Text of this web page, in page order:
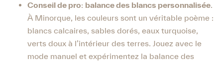
Conseil de pro: balance des blancs personnalisée.
À Minorque, les couleurs sont un véritable poème :
blancs calcaires, sables dorés, eaux turquoise,
verts doux à l’intérieur des terres. Jouez avec le
mode manuel et expérimentez la balance des